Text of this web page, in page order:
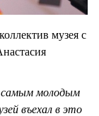
музея с
самым молодым
въехал в это